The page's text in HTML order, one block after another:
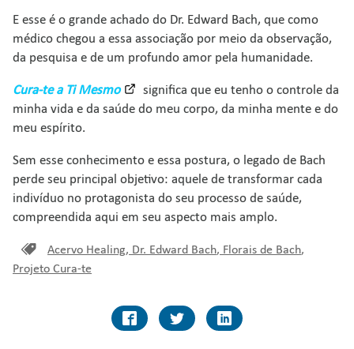
E esse é o grande achado do Dr. Edward Bach, que como
médico chegou a essa associação por meio da observação,
da pesquisa e de um profundo amor pela humanidade.
Cura-te a Ti Mesmo
significa que eu tenho o controle da
minha vida e da saúde do meu corpo, da minha mente e do
meu espírito.
Sem esse conhecimento e essa postura, o legado de Bach
perde seu principal objetivo: aquele de transformar cada
indivíduo no protagonista do seu processo de saúde,
compreendida aqui em seu aspecto mais amplo.
Acervo Healing, Dr. Edward Bach, Florais de Bach,
Projeto Cura-te